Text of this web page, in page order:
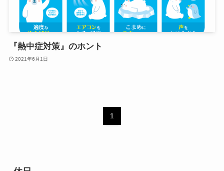
『熱中症対策』のホント
2021年6月1日
1